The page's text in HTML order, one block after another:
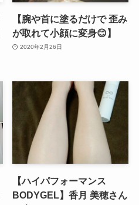
【腕や首に塗るだけで 歪み
が取れて小顔に変身😊】
2020年2月26日
【ハイパフォーマンス
BODYGEL】香月 美穂さん